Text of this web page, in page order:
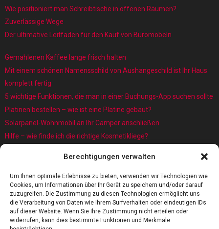
Berechtigungen verwalten
Um Ihnen optimale Erlebnisse zu bieten, verwenden wir Technologien wie
Cookies, um Informationen über Ihr Gerät zu speichern und/oder darauf
zuzugreifen. Die Zustimmung zu diesen Technologien ermöglicht uns
die Verarbeitung von Daten wie Ihrem Surfverhalten oder eindeutigen IDs
auf dieser Website. Wenn Sie Ihre Zustimmung nicht erteilen oder
widerrufen, kann dies bestimmte Funktionen und Merkmale
Wie positioniert man Schreibtische in offenen Räumen?
Zuverlässige Wege
Der ultimative Leitfaden für den Kauf von Büromöbeln
Gemahlenen Kaffee lange frisch halten
Mit einem schönen Namensschild von Aushangeschild ist Ihr Haus
komplett fertig
5 wichtige Funktionen, die man in einer Buchungs-App suchen sollte
Platinen bestellen – wie ist eine Platine gebaut?
Solarpanel-Wohnmobil an Ihr Camper anschließen
Hilfe – wie finde ich die richtige Kosmetikliege?
Kaffee rösten: Das Röstverfahren ist wichtig für das Aroma
5 Gründe, warum jedes Baby einen Baby Schwimmring benötigt